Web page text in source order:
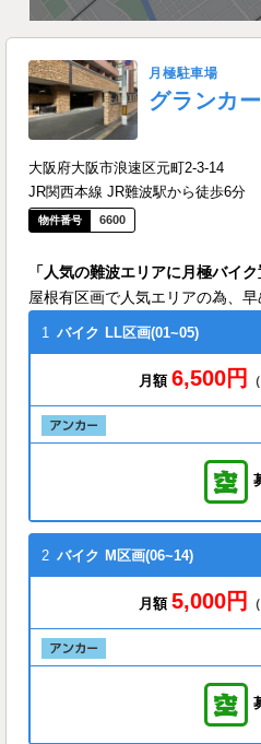
月極駐車場
グランカ
大阪府大阪市浪速区元町2-3-14
JR関西本線 JR難波駅から徒歩6分
6600
「人気の難波エリアに月極バイ
屋根有区画で人気エリアの為、
1 バイク LL区画(01~05)
月額 6,500円
2 バイク M区画(06~14)
月額 5,000円